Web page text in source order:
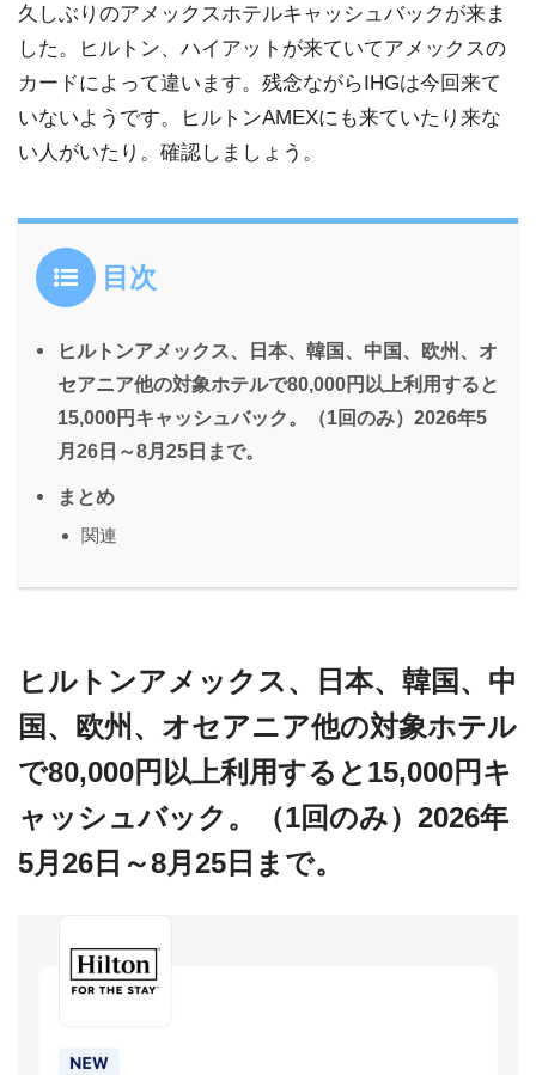
久しぶりのアメックスホテルキャッシュバックが来ま
した。ヒルトン、ハイアットが来ていてアメックスの
カードによって違います。残念ながらIHGは今回来て
いないようです。ヒルトンAMEXにも来ていたり来な
い人がいたり。確認しましょう。
目次
ヒルトンアメックス、日本、韓国、中国、欧州、オ
セアニア他の対象ホテルで80,000円以上利用すると
15,000円キャッシュバック。（1回のみ）2026年5
月26日～8月25日まで。
まとめ
関連
ヒルトンアメックス、日本、韓国、中
国、欧州、オセアニア他の対象ホテル
で80,000円以上利用すると15,000円キ
ャッシュバック。（1回のみ）2026年
5月26日～8月25日まで。